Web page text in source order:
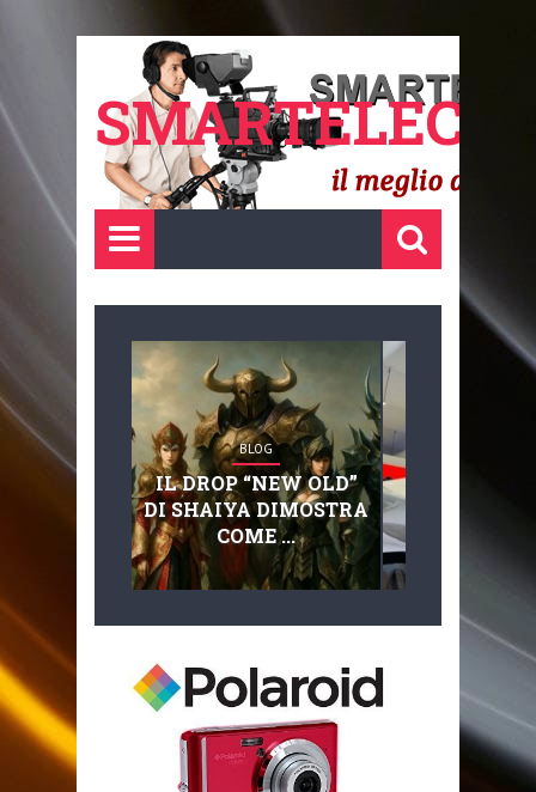
BLOG
IL DROP “NEW OLD”
DI SHAIYA DIMOSTRA
COME ...